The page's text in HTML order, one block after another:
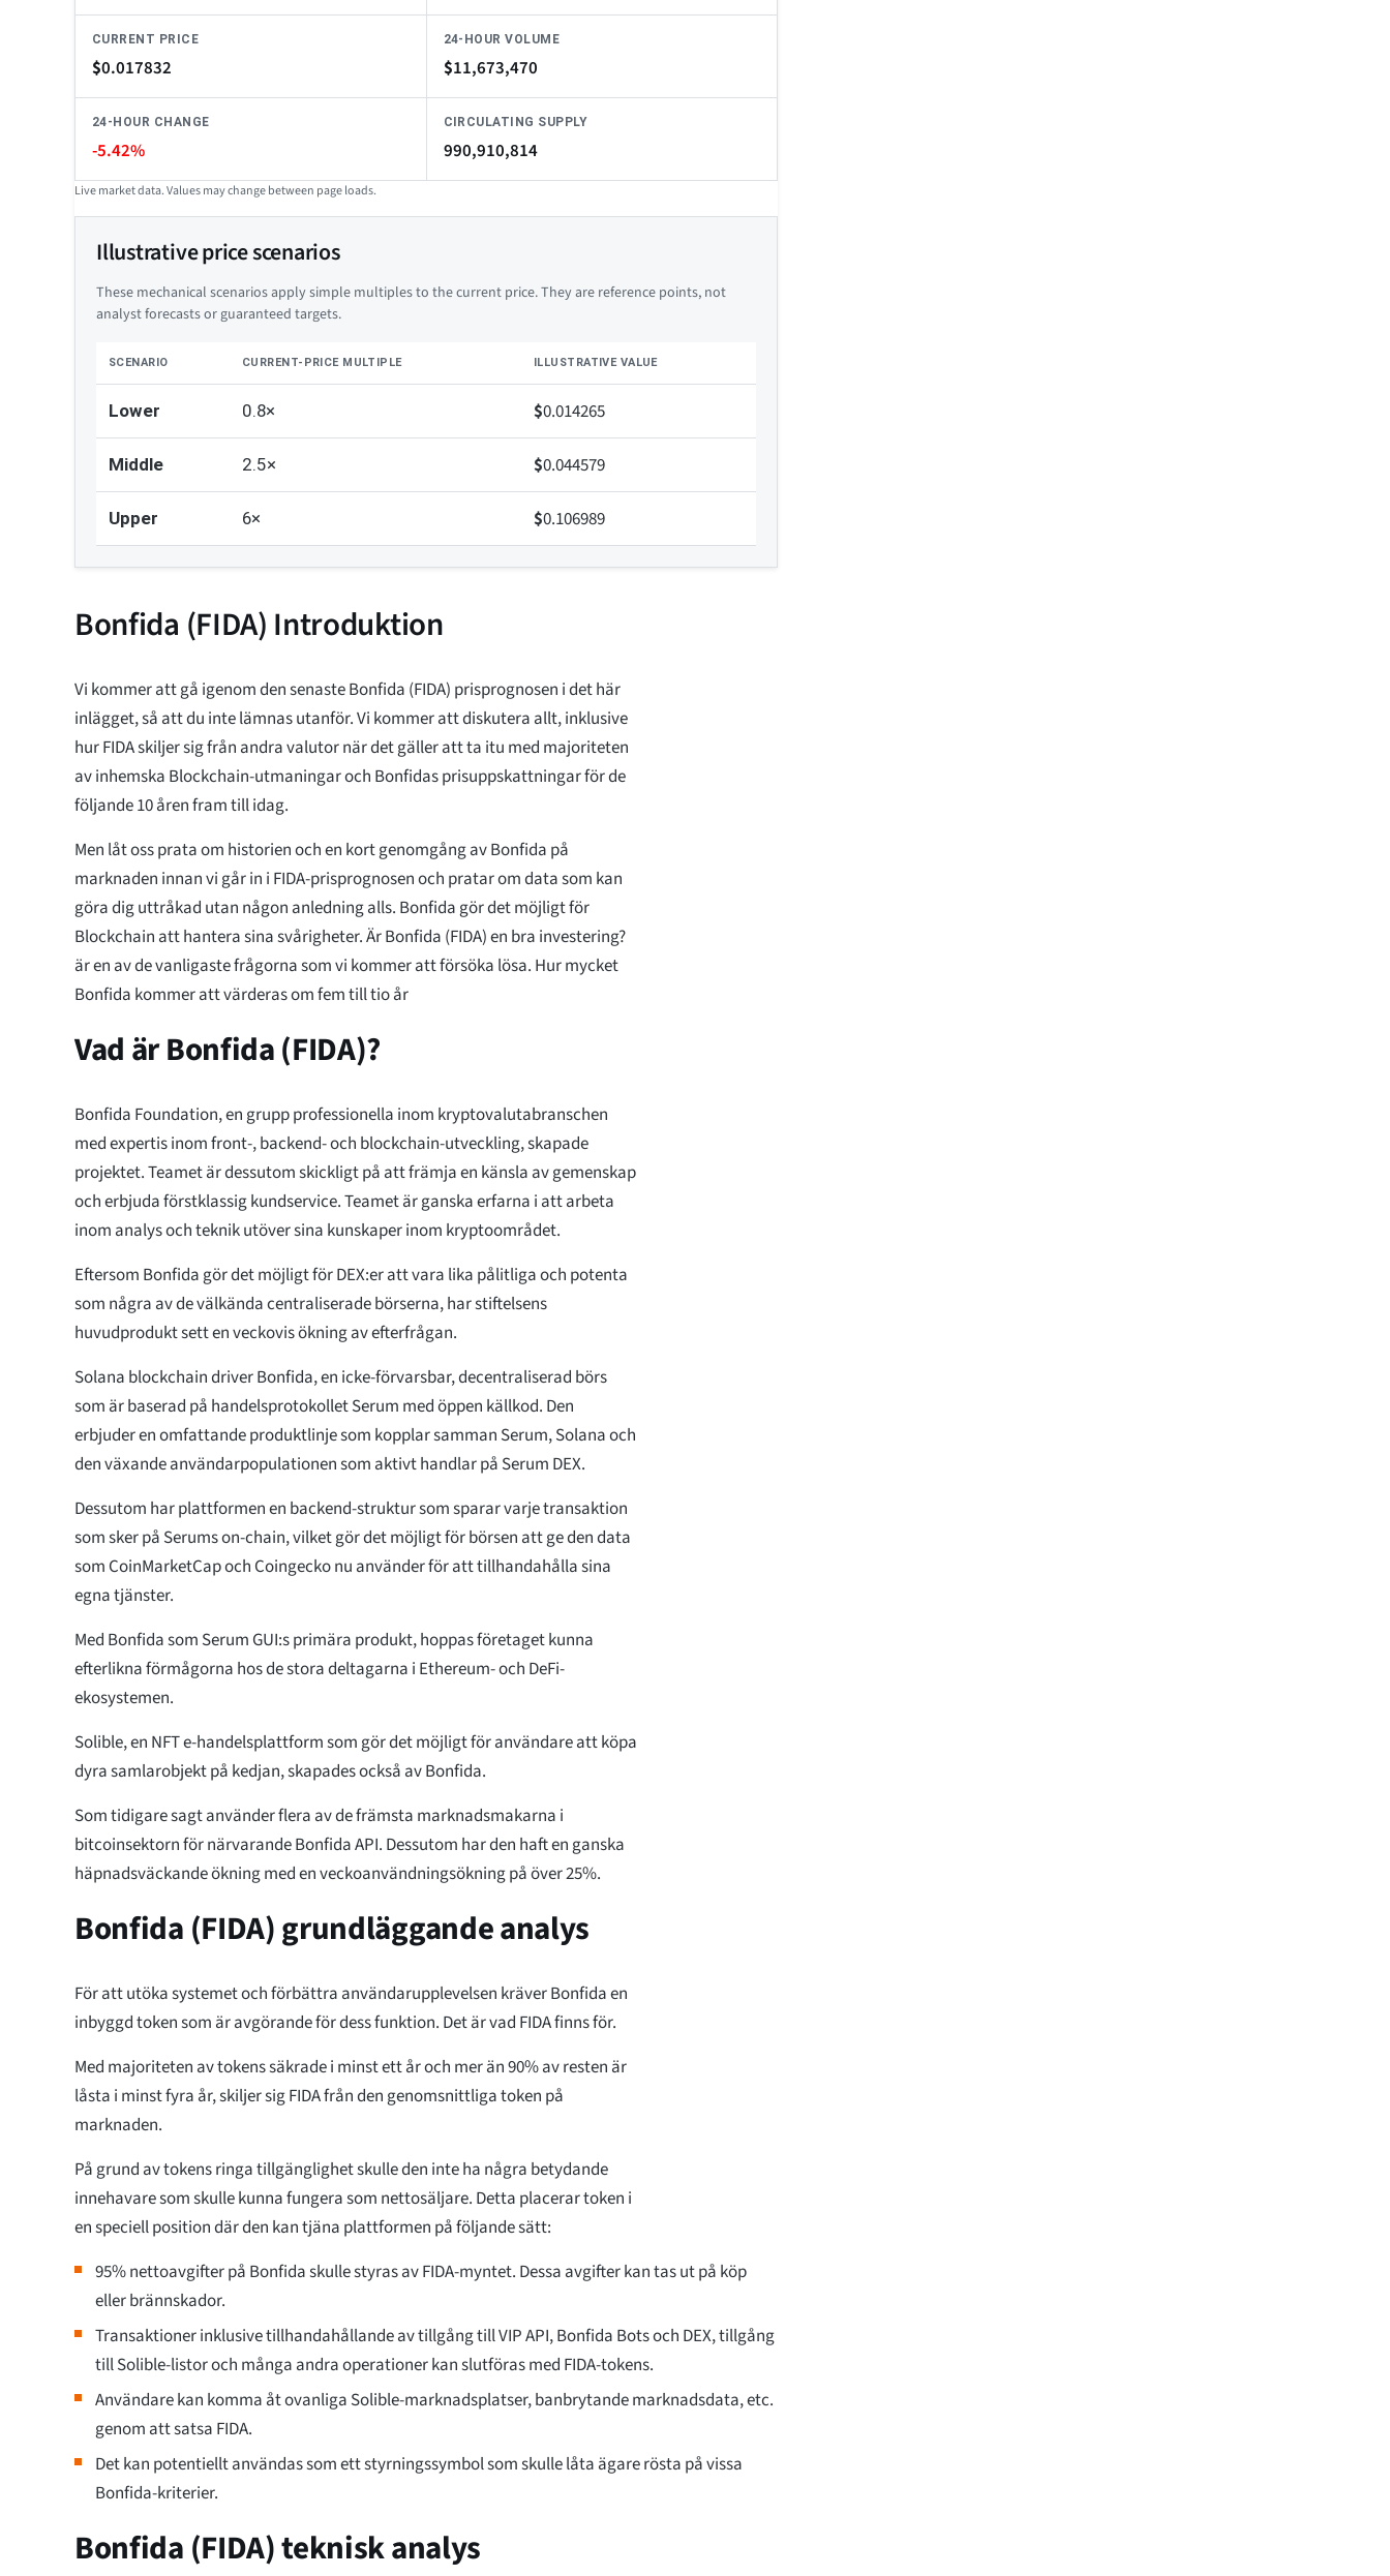
CURRENT PRICE
$0.017832
24-HOUR VOLUME
$11,673,470
24-HOUR CHANGE
-5.42%
CIRCULATING SUPPLY
990,910,814
Live market data. Values may change between page loads.
Illustrative price scenarios
These mechanical scenarios apply simple multiples to the current price. They are reference points, not
analyst forecasts or guaranteed targets.
SCENARIO CURRENT-PRICE MULTIPLE ILLUSTRATIVE VALUE
Lower 0.8× $0.014265
Middle 2.5× $0.044579
Upper 6× $0.106989
Bonfida (FIDA) Introduktion
Vi kommer att gå igenom den senaste Bonfida (FIDA) prisprognosen i det här
inlägget, så att du inte lämnas utanför. Vi kommer att diskutera allt, inklusive
hur FIDA skiljer sig från andra valutor när det gäller att ta itu med majoriteten
av inhemska Blockchain-utmaningar och Bonfidas prisuppskattningar för de
följande 10 åren fram till idag.
Men låt oss prata om historien och en kort genomgång av Bonfida på
marknaden innan vi går in i FIDA-prisprognosen och pratar om data som kan
göra dig uttråkad utan någon anledning alls. Bonfida gör det möjligt för
Blockchain att hantera sina svårigheter. Är Bonfida (FIDA) en bra investering?
är en av de vanligaste frågorna som vi kommer att försöka lösa. Hur mycket
Bonfida kommer att värderas om fem till tio år
Vad är Bonfida (FIDA)?
Bonfida Foundation, en grupp professionella inom kryptovalutabranschen
med expertis inom front-, backend- och blockchain-utveckling, skapade
projektet. Teamet är dessutom skickligt på att främja en känsla av gemenskap
och erbjuda förstklassig kundservice. Teamet är ganska erfarna i att arbeta
inom analys och teknik utöver sina kunskaper inom kryptoområdet.
Eftersom Bonfida gör det möjligt för DEX:er att vara lika pålitliga och potenta
som några av de välkända centraliserade börserna, har stiftelsens
huvudprodukt sett en veckovis ökning av efterfrågan.
Solana blockchain driver Bonfida, en icke-förvarsbar, decentraliserad börs
som är baserad på handelsprotokollet Serum med öppen källkod. Den
erbjuder en omfattande produktlinje som kopplar samman Serum, Solana och
den växande användarpopulationen som aktivt handlar på Serum DEX.
Dessutom har plattformen en backend-struktur som sparar varje transaktion
som sker på Serums on-chain, vilket gör det möjligt för börsen att ge den data
som CoinMarketCap och Coingecko nu använder för att tillhandahålla sina
egna tjänster.
Med Bonfida som Serum GUI:s primära produkt, hoppas företaget kunna
efterlikna förmågorna hos de stora deltagarna i Ethereum- och DeFi-
ekosystemen.
Solible, en NFT e-handelsplattform som gör det möjligt för användare att köpa
dyra samlarobjekt på kedjan, skapades också av Bonfida.
Som tidigare sagt använder flera av de främsta marknadsmakarna i
bitcoinsektorn för närvarande Bonfida API. Dessutom har den haft en ganska
häpnadsväckande ökning med en veckoanvändningsökning på över 25%.
Bonfida (FIDA) grundläggande analys
För att utöka systemet och förbättra användarupplevelsen kräver Bonfida en
inbyggd token som är avgörande för dess funktion. Det är vad FIDA finns för.
Med majoriteten av tokens säkrade i minst ett år och mer än 90% av resten är
låsta i minst fyra år, skiljer sig FIDA från den genomsnittliga token på
marknaden.
På grund av tokens ringa tillgänglighet skulle den inte ha några betydande
innehavare som skulle kunna fungera som nettosäljare. Detta placerar token i
en speciell position där den kan tjäna plattformen på följande sätt:
95% nettoavgifter på Bonfida skulle styras av FIDA-myntet. Dessa avgifter kan tas ut på köp
eller brännskador.
Transaktioner inklusive tillhandahållande av tillgång till VIP API, Bonfida Bots och DEX, tillgång
till Solible-listor och många andra operationer kan slutföras med FIDA-tokens.
Användare kan komma åt ovanliga Solible-marknadsplatser, banbrytande marknadsdata, etc.
genom att satsa FIDA.
Det kan potentiellt användas som ett styrningssymbol som skulle låta ägare rösta på vissa
Bonfida-kriterier.
Bonfida (FIDA) teknisk analys